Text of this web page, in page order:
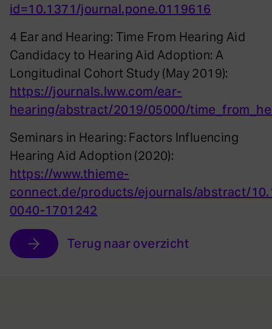
id=10.1371/journal.pone.0119616
4 Ear and Hearing: Time From Hearing Aid
Candidacy to Hearing Aid Adoption: A
Longitudinal Cohort Study (May 2019):
https://journals.lww.com/ear-
hearing/abstract/2019/05000/
Seminars in Hearing: Factors Influencing
Hearing Aid Adoption (2020):
https://www.thieme-
connect.de/products/ejournals/abstract/
0040-1701242
Terug naar overzicht